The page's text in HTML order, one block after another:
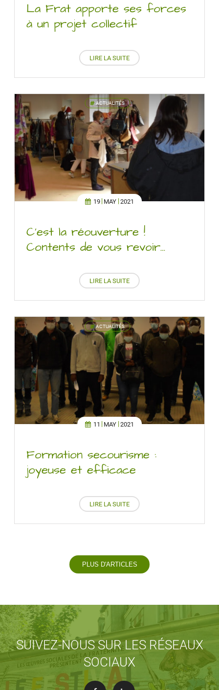
La Frat apporte ses forces
à un projet collectif
LIRE LA SUITE
ACTUALITÉS '
19 MAY 2021
C’est la réouverture !
Contents de vous revoir…
LIRE LA SUITE
ACTUALITÉS '
11 MAY 2021
Formation secourisme :
joyeuse et efficace
LIRE LA SUITE
PLUS D'ARTICLES
SUIVEZ-NOUS SUR LES RÉSEAUX
SOCIAUX